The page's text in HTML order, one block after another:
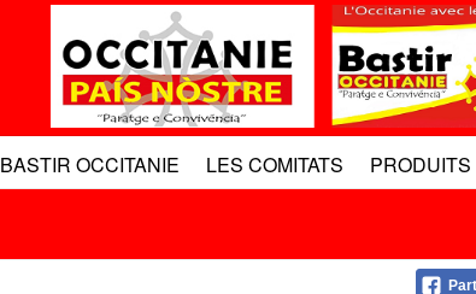
BASTIR OCCITANIE LES COMITATS PRODUITS